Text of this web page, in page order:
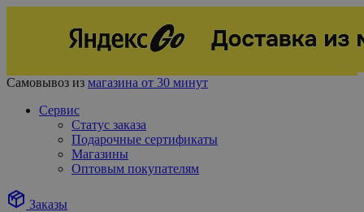
Самовывоз из магазина от 30 минут
Сервис
Статус заказа
Подарочные сертификаты
Магазины
Оптовым покупателям
Заказы